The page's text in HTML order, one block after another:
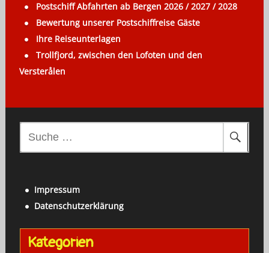
Postschiff Abfahrten ab Bergen 2026 / 2027 / 2028
Bewertung unserer Postschiffreise Gäste
Ihre Reiseunterlagen
Trollfjord, zwischen den Lofoten und den
Versterålen
e
n
a
Impressum
Datenschutzerklärung
Kategorien